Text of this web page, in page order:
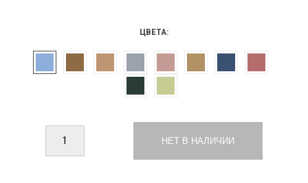
ЦВЕТА:
НЕТ В НАЛИЧИИ